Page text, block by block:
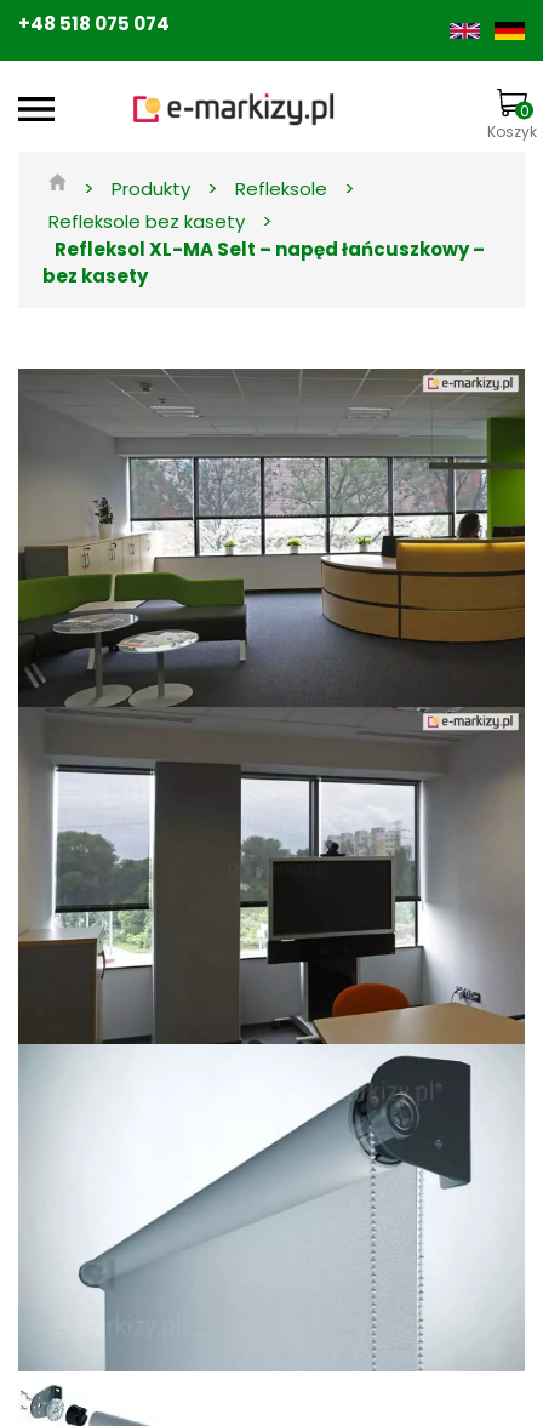
+48 518 075 074
0
Koszyk
> Produkty > Refleksole >
Refleksole bez kasety >
Refleksol XL-MA Selt – napęd łańcuszkowy –
bez kasety